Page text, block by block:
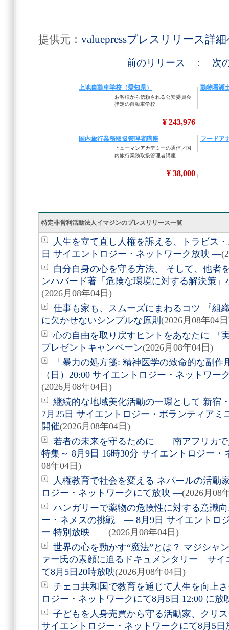
提供元： valuepressプレスリリース詳
前のリリース : 次
特定非営利活動法人イマジンのプレスリリース一覧
人生を立て直し人権を訴える、トラビス
日 サイエントロジー・ネットワーク放映 ―
自分自身の心を守る方法、 そして、他者
ンハバード著「危険な環境に対する解決策
(2026月08年04日)
仕事も家も、スムーズにまわるコツ 『
に欠かせないシンプルな原則 (2026月08年04
心の自由を取り戻すヒントをあなたに 『
プレゼントキャンペーン(2026月08年04日)
「暴力の処方箋: 精神医学の致命的な副
（日）20:00 サイエントロジー・ネットワー
(2026月08年04日)
継続的な地域美化活動の一環として 新宿
7月25日 サイエントロジー・ボランティアミ
開催(2026月08年04日)
若者の未来を守るために――南アフリカ
特集～ 8月9日 16時30分 サイエントロジー・
08年04日)
人権教育で社会を変える ネパールの活動
ロジー・ネットワークにて放映 ―(2026月08
ハンガリーで薬物の危険性に対する意識
ー・ネメスの挑戦 ― 8月9日 サイエントロ
ー 特別放映 ―(2026月08年04日)
世界の心を動かす“魔法”とは？ マジシャ
ァー氏の素顔に迫るドキュメンタリー サイ
て8月5日20時放映(2026月08年04日)
チェコ共和国で教育を通じて人生を向上
ロジー・ネットワークにて8月5日 12:00 に放
子どもを人身売買から守る活動家、クリ
サイエントロジー・ネットワークにて8月5